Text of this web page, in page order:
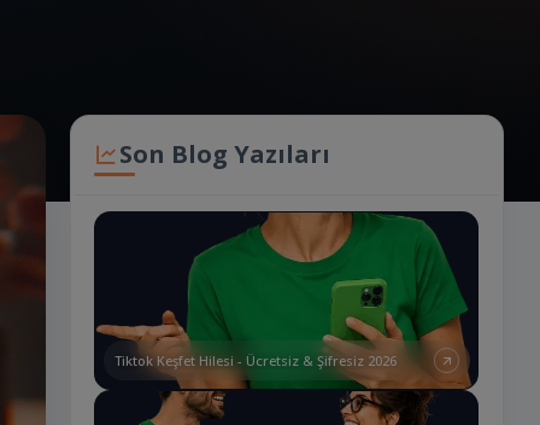
Son Blog Yazıları
Tiktok Keşfet Hilesi - Ücretsiz & Şifresiz 2026